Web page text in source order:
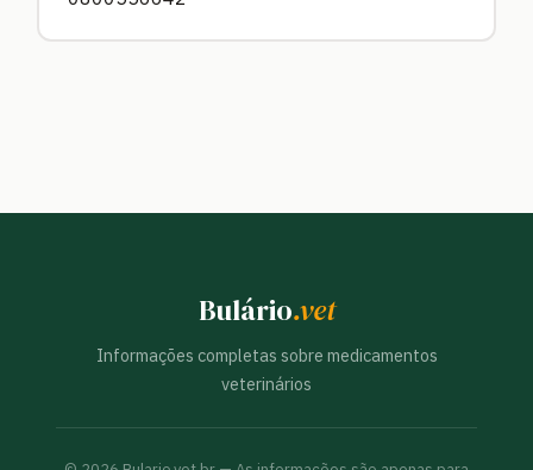
Bulário.vet
Informações completas sobre medicamentos
veterinários